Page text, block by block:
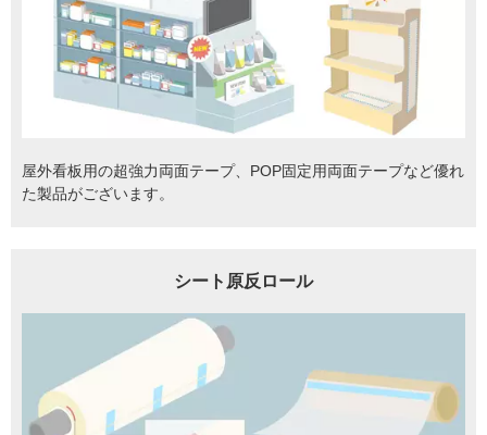
屋外看板用の超強力両面テープ、POP固定用両面テープなど優れ
た製品がございます。
シート原反ロール